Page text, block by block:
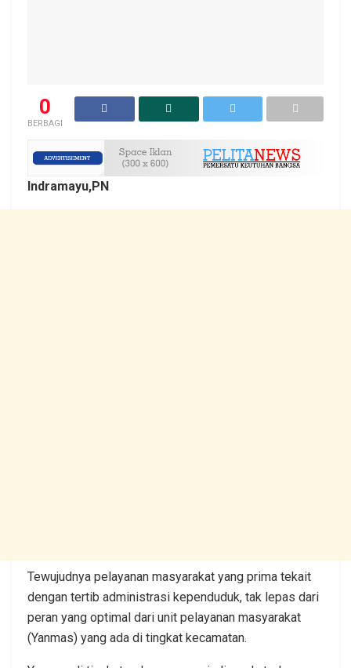
0
BERBAGI
Indramayu,PN
Tewujudnya pelayanan masyarakat yang prima tekait
dengan tertib administrasi kependuduk, tak lepas dari
peran yang optimal dari unit pelayanan masyarakat
(Yanmas) yang ada di tingkat kecamatan.